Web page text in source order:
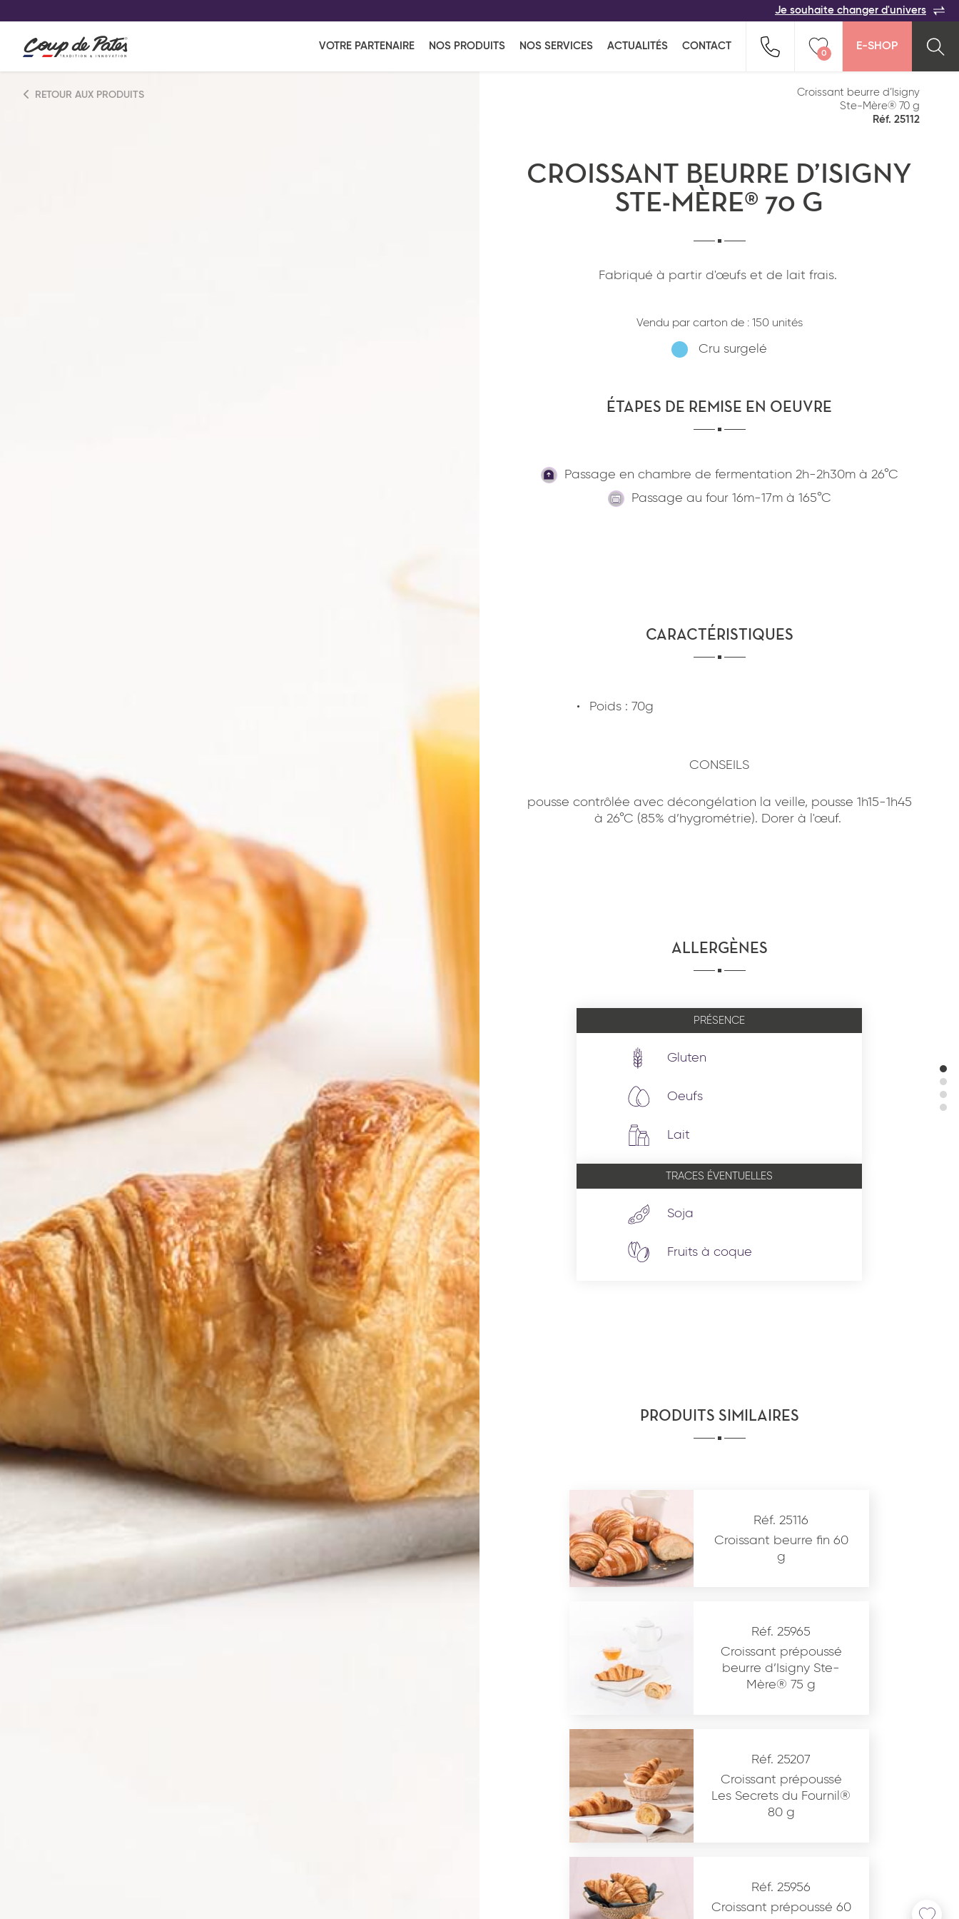
Je souhaite changer d'univers
VOTRE PARTENAIRE NOS PRODUITS NOS SERVICES ACTUALITÉS CONTACT
0
E-SHOP
EFFACER TOUTES LES FAMILLES
Indiquez-nous vos coordonnées pour être
rappelé(e) au plus vite par un commercial :
Pays*
*J'ai lu et j'acceptela politique de
Conservez votre sélection produit Coup de Coeur Une solution pour ne rien oublier !
Vider ma liste
RETOUR AUX PRODUITS
Croissant beurre d’Isigny
Ste-Mère® 70 g
Réf. 25112
CROISSANT BEURRE D’ISIGNY
STE-MÈRE® 70 G
Fabriqué à partir d'œufs et de lait frais.
Vendu par carton de : 150 unités
Cru surgelé
ÉTAPES DE REMISE EN OEUVRE
Passage en chambre de fermentation 2h-2h30mà 26°C
Passage au four 16m-17mà 165°C
CARACTÉRISTIQUES
Poids : 70g
CONSEILS
pousse contrôlée avec décongélation la veille, pousse 1h15-1h45
à 26°C (85% d’hygrométrie). Dorer à l'œuf.
ALLERGÈNES
PRÉSENCE
Gluten
Oeufs
Lait
TRACES ÉVENTUELLES
Soja
Fruits à coque
PRODUITS SIMILAIRES
Réf. 25116
Croissant beurre fin 60
g
Réf. 25965
Croissant prépoussé
beurre d’Isigny Ste-
Mère® 75 g
Réf. 25207
Croissant prépoussé
Les Secrets du Fournil®
80 g
Réf. 25956
Croissant prépoussé 60